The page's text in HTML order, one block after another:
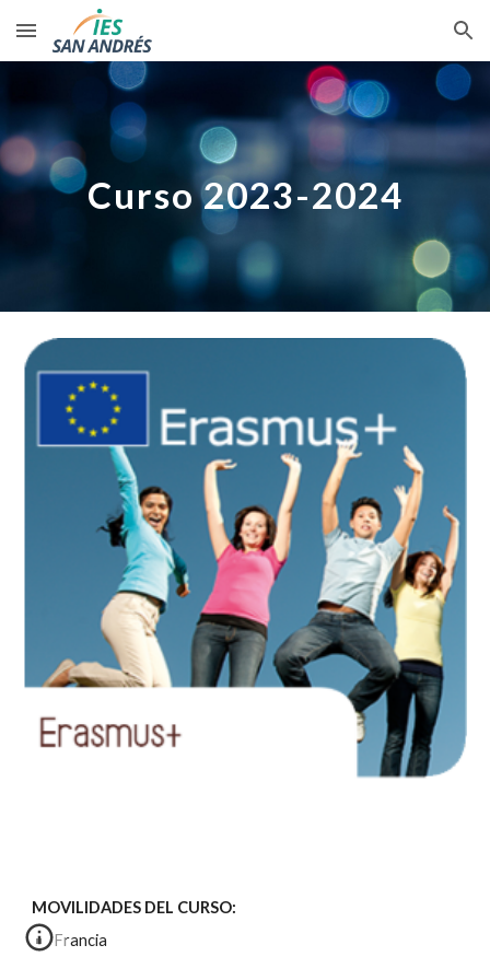
Skip to main content Skip to navigation
Curso 2023-2024
MOVILIDADES DEL CURSO:
Francia